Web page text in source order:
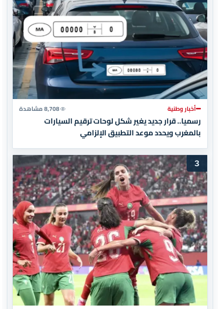
أخبار وطنية 8,708 مشاهدة
رسميا.. قرار جديد يغير شكل لوحات ترقيم السيارات
بالمغرب ويحدد موعد التطبيق الإلزامي
3